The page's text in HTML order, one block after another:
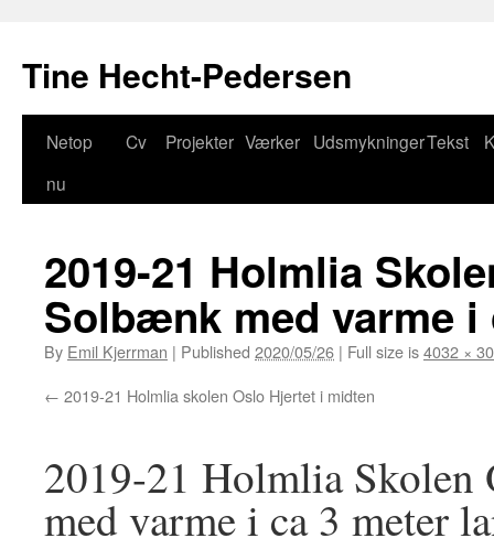
Tine Hecht-Pedersen
Skip
Netop
nu
Cv Projekter Værker UdsmykningerTekst
2019-21 Holmlia
Solbænk med varme i
By Emil Kjerrman | Published 2020/05/26 | Full size is4032 ×
2019-21 Holmlia skolen Oslo Hjertet i midten
2019-21 Holmlia
med varme i ca 3 meter